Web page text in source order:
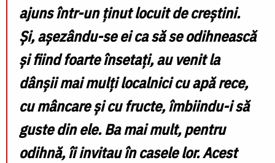
ajuns într-un ținut locuit de creștini.
Și, așezându-se ei ca să se odihnească
și fiind foarte însetați, au venit la
dânșii mai mulți localnici cu apă rece,
cu mâncare și cu fructe, îmbiindu-i să
guste din ele. Ba mai mult, pentru
odihnă, îi invitau în casele lor. Acest